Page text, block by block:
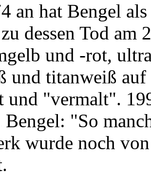
an hat Bengel
dessen Tod am
und -rot,
und titanweiß
und "vermalt".
"So
wurde noch